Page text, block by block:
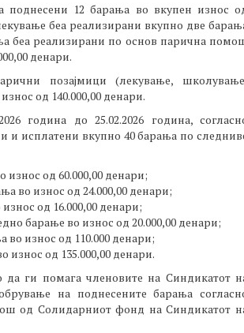
12 барања во вкупен износ
беа реализирани вкупно две
беа реализирани по основ парична
денари.
позајмици (лекување,
од 140.000,00 денари.
година до 25.02.2026 година,
исплатени вкупно 40 барања по
од 60.000,00 денари;
во износ од 24.000,00 денари;
од 16.000,00 денари;
барање во износ од 20.000,00 денари;
во износ од 110.000 денари;
износ од 135.000,00 денари.
ги помага членовите на Синдикатот
на поднесените барања
од Солидарниот фонд на Синдикатот